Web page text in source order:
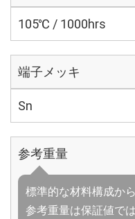
105℃ / 1000hrs
端子メッキ
Sn
参考重量
標準的な材料構成か
参考重量は保証値で